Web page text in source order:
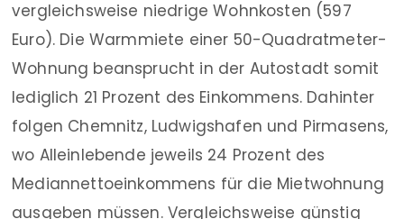
vergleichsweise niedrige Wohnkosten (597
Euro). Die Warmmiete einer 50-Quadratmeter-
Wohnung beansprucht in der Autostadt somit
lediglich 21 Prozent des Einkommens. Dahinter
folgen Chemnitz, Ludwigshafen und Pirmasens,
wo Alleinlebende jeweils 24 Prozent des
Mediannettoeinkommens für die Mietwohnung
ausgeben müssen. Vergleichsweise günstig